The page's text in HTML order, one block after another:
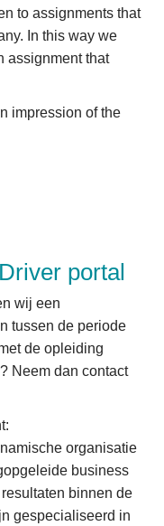
to assignments that
In this way we
assignment that
impression of the
portal
wij een
tussen de periode
de opleiding
Neem dan contact
organisatie
business
binnen de
gespecialiseerd in